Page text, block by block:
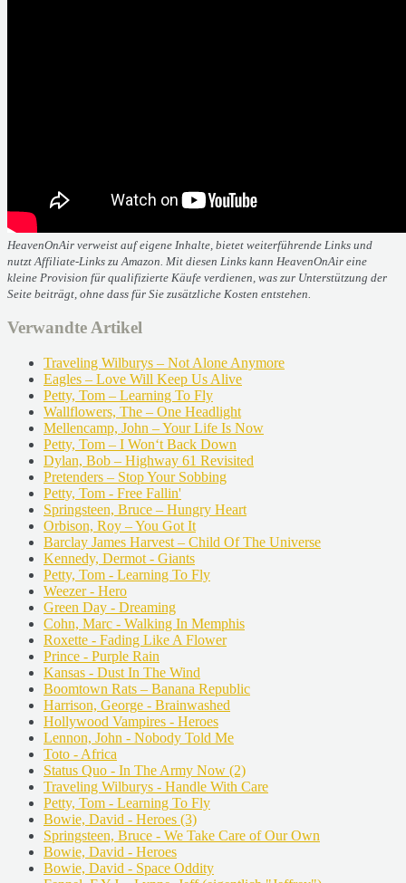
HeavenOnAir verweist auf eigene Inhalte, bietet weiterführende Links und
nutzt Affiliate-Links zu Amazon. Mit diesen Links kann HeavenOnAir eine
kleine Provision für qualifizierte Käufe verdienen, was zur Unterstützung der
Seite beiträgt, ohne dass für Sie zusätzliche Kosten entstehen.
Verwandte Artikel
Traveling Wilburys – Not Alone Anymore
Eagles – Love Will Keep Us Alive
Petty, Tom – Learning To Fly
Wallflowers, The – One Headlight
Mellencamp, John – Your Life Is Now
Petty, Tom – I Won‘t Back Down
Dylan, Bob – Highway 61 Revisited
Pretenders – Stop Your Sobbing
Petty, Tom - Free Fallin'
Springsteen, Bruce – Hungry Heart
Orbison, Roy – You Got It
Barclay James Harvest – Child Of The Universe
Kennedy, Dermot - Giants
Petty, Tom - Learning To Fly
Weezer - Hero
Green Day - Dreaming
Cohn, Marc - Walking In Memphis
Roxette - Fading Like A Flower
Prince - Purple Rain
Kansas - Dust In The Wind
Boomtown Rats – Banana Republic
Harrison, George - Brainwashed
Hollywood Vampires - Heroes
Lennon, John - Nobody Told Me
Toto - Africa
Status Quo - In The Army Now (2)
Traveling Wilburys - Handle With Care
Petty, Tom - Learning To Fly
Bowie, David - Heroes (3)
Springsteen, Bruce - We Take Care of Our Own
Bowie, David - Heroes
Bowie, David - Space Oddity